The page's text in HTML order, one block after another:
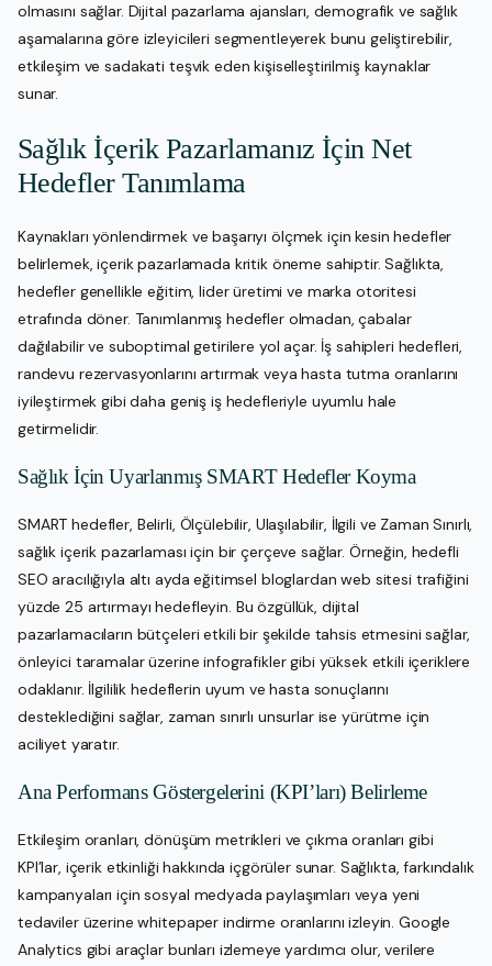
olmasını sağlar. Dijital pazarlama ajansları, demografik ve sağlık
aşamalarına göre izleyicileri segmentleyerek bunu geliştirebilir,
etkileşim ve sadakati teşvik eden kişiselleştirilmiş kaynaklar
sunar.
Sağlık İçerik Pazarlamanız İçin Net
Hedefler Tanımlama
Kaynakları yönlendirmek ve başarıyı ölçmek için kesin hedefler
belirlemek, içerik pazarlamada kritik öneme sahiptir. Sağlıkta,
hedefler genellikle eğitim, lider üretimi ve marka otoritesi
etrafında döner. Tanımlanmış hedefler olmadan, çabalar
dağılabilir ve suboptimal getirilere yol açar. İş sahipleri hedefleri,
randevu rezervasyonlarını artırmak veya hasta tutma oranlarını
iyileştirmek gibi daha geniş iş hedefleriyle uyumlu hale
getirmelidir.
Sağlık İçin Uyarlanmış SMART Hedefler Koyma
SMART hedefler, Belirli, Ölçülebilir, Ulaşılabilir, İlgili ve Zaman Sınırlı,
sağlık içerik pazarlaması için bir çerçeve sağlar. Örneğin, hedefli
SEO aracılığıyla altı ayda eğitimsel bloglardan web sitesi trafiğini
yüzde 25 artırmayı hedefleyin. Bu özgüllük, dijital
pazarlamacıların bütçeleri etkili bir şekilde tahsis etmesini sağlar,
önleyici taramalar üzerine infografikler gibi yüksek etkili içeriklere
odaklanır. İlgililik hedeflerin uyum ve hasta sonuçlarını
desteklediğini sağlar, zaman sınırlı unsurlar ise yürütme için
aciliyet yaratır.
Ana Performans Göstergelerini (KPI’ları) Belirleme
Etkileşim oranları, dönüşüm metrikleri ve çıkma oranları gibi
KPI’lar, içerik etkinliği hakkında içgörüler sunar. Sağlıkta, farkındalık
kampanyaları için sosyal medyada paylaşımları veya yeni
tedaviler üzerine whitepaper indirme oranlarını izleyin. Google
Analytics gibi araçlar bunları izlemeye yardımcı olur, verilere